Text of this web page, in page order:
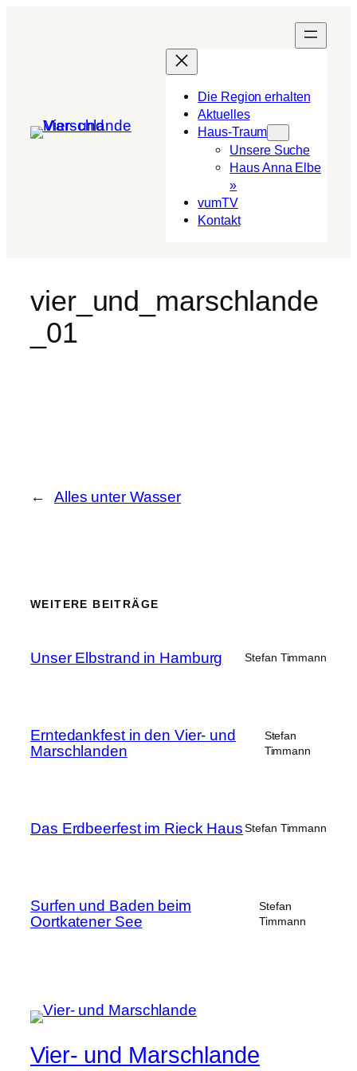
Die Region erhalten
Aktuelles
Haus-Traum
Unsere Suche
Haus Anna Elbe
»
vumTV
Kon­takt
vier_und_marschlande
_01
← Alles unter Wasser
WEITERE BEITRÄGE
Unser Elbstrand in Hamburg Stefan Timmann
Erntedankfest in den Vier- und
Marschlanden
Stefan
Timmann
Das Erdbeerfest im Rieck Haus Stefan Timmann
Surfen und Baden beim
Oortkatener See
Stefan
Timmann
Vier- und Marschlande